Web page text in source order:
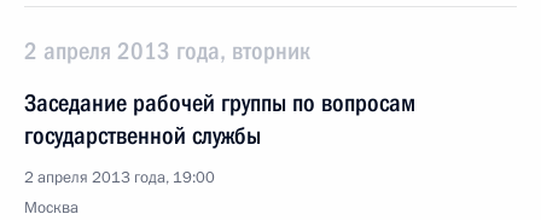
2 апреля 2013 года, вторник
Заседание рабочей группы по вопросам
государственной службы
2 апреля 2013 года, 19:00
Москва